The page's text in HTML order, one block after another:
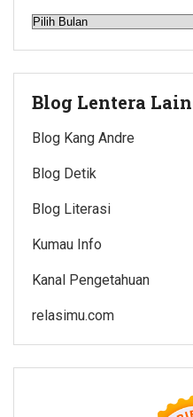
Arsip
Blog Lentera Lain
Blog Kang Andre
Blog Detik
Blog Literasi
Kumau Info
Kanal Pengetahuan
relasimu.com